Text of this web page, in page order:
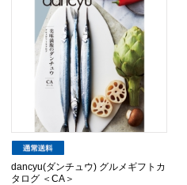
dancyu(ダンチュウ) グルメギフトカ
タログ ＜CA＞